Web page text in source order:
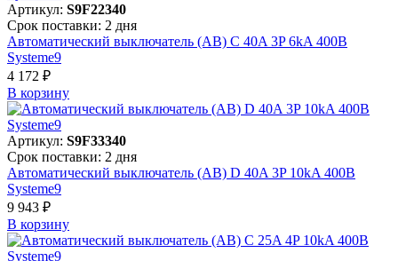
Артикул: S9F22340
Срок поставки: 2 дня
Автоматический выключатель (АВ) C 40A 3P 6kA 400В
Systeme9
4 172 ₽
В корзинy
Артикул: S9F33340
Срок поставки: 2 дня
Автоматический выключатель (АВ) D 40A 3P 10kA 400В
Systeme9
9 943 ₽
В корзинy